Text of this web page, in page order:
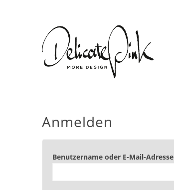
Anmelden
Benutzername oder E-Mail-Adresse